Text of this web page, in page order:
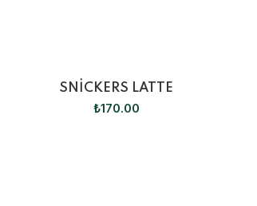
SNİCKERS LATTE
₺170.00